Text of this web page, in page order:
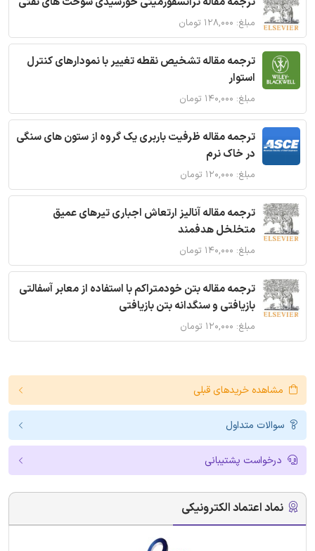
مبلغ: ۱۲۸,۰۰۰ تومان
ترجمه مقاله تشخیص نقطه تغییر با نمودارهای کنترل
استوار
مبلغ: ۱۴۰,۰۰۰ تومان
ترجمه مقاله ظرفیت باربری یک گروه از ستون های سنگی
در خاک نرم
مبلغ: ۱۲۰,۰۰۰ تومان
ترجمه مقاله آنالیز ارتعاش اجباری تیرهای عمیق
متخلخل هدفمند
مبلغ: ۱۴۰,۰۰۰ تومان
ترجمه مقاله بتن خودمتراکم با استفاده از معابر آسفالتی
بازیافتی و سنگدانه بتن بازیافتی
مبلغ: ۱۲۰,۰۰۰ تومان
مشاهده خریدهای قبلی
سوالات متداول
درخواست پشتیبانی
نماد اعتماد الکترونیکی